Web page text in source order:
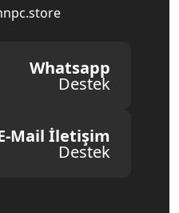
Whatsapp
Destek
Mail İletişim
Destek